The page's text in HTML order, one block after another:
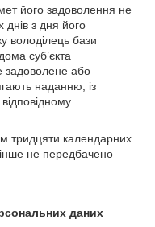
його задоволення не
з дня його
володілець бази
суб’єкта
задоволене або
наданню, із
тридцяти календарних
не передбачено
даних